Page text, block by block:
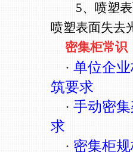
5、喷塑表
喷塑表面失去
密集柜常识
· 单位企
筑要求
· 手动密
求
· 密集柜